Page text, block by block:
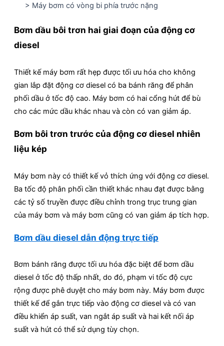
> Máy bơm có vòng bi phía trước nặng
Bơm dầu bôi trơn hai giai đoạn của động cơ
diesel
Thiết kế máy bơm rất hẹp được tối ưu hóa cho không
gian lắp đặt động cơ diesel có ba bánh răng để phân
phối dầu ở tốc độ cao. Máy bơm có hai cổng hút để bù
cho các mức dầu khác nhau và còn có van giảm áp.
Bơm bôi trơn trước của động cơ diesel nhiên
liệu kép
Máy bơm này có thiết kế vỏ thích ứng với động cơ diesel.
Ba tốc độ phân phối cần thiết khác nhau đạt được bằng
các tỷ số truyền được điều chỉnh trong trục trung gian
của máy bơm và máy bơm cũng có van giảm áp tích hợp.
Bơm dầu diesel dẫn động trực tiếp
Bơm bánh răng được tối ưu hóa đặc biệt để bơm dầu
diesel ở tốc độ thấp nhất, do đó, phạm vi tốc độ cực
rộng được phê duyệt cho máy bơm này. Máy bơm được
thiết kế để gắn trực tiếp vào động cơ diesel và có van
điều khiển áp suất, van ngắt áp suất và hai kết nối áp
suất và hút có thể sử dụng tùy chọn.